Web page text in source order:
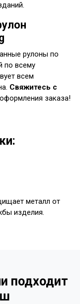
рулоны по
по всему
всем
Свяжитесь с
заказа!
металл от
изделия.
подходит